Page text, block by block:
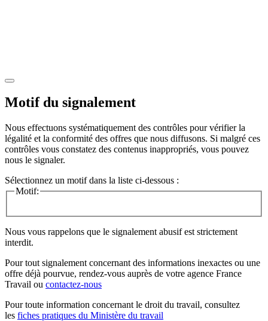
Motif du signalement
Nous effectuons systématiquement des contrôles pour vérifier la
légalité et la conformité des offres que nous diffusons. Si malgré ces
contrôles vous constatez des contenus inappropriés, vous pouvez
nous le signaler.
Sélectionnez un motif dans la liste ci-dessous :
Motif:
Nous vous rappelons que le signalement abusif est strictement
interdit.
Pour tout signalement concernant des informations inexactes ou une
offre déjà pourvue, rendez-vous auprès de votre agence France
Travail ou contactez-nous
Pour toute information concernant le droit du travail, consultez
les fiches pratiques du Ministère du travail